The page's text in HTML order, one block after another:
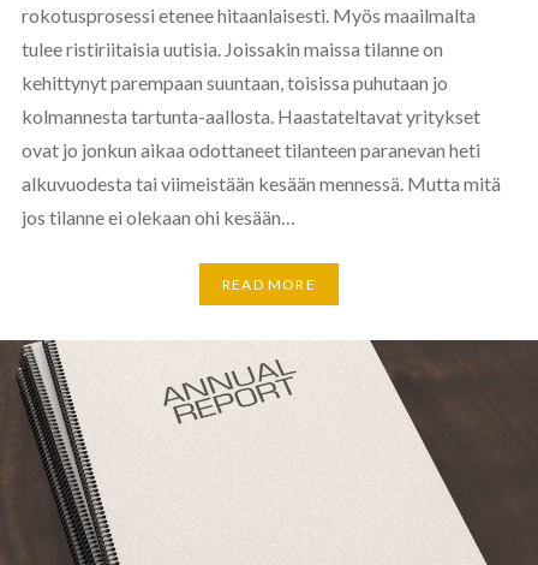
rokotusprosessi etenee hitaanlaisesti. Myös maailmalta
tulee ristiriitaisia uutisia. Joissakin maissa tilanne on
kehittynyt parempaan suuntaan, toisissa puhutaan jo
kolmannesta tartunta-aallosta. Haastateltavat yritykset
ovat jo jonkun aikaa odottaneet tilanteen paranevan heti
alkuvuodesta tai viimeistään kesään mennessä. Mutta mitä
jos tilanne ei olekaan ohi kesään…
READ MORE